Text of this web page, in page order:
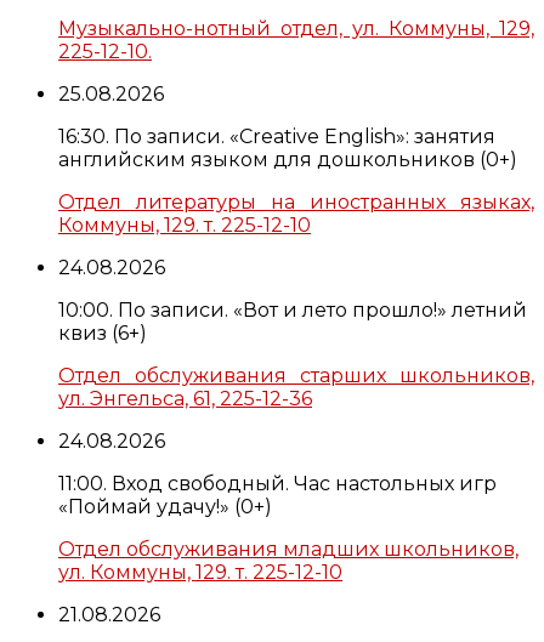
Музыкально-нотный отдел, ул. Коммуны, 129,
225-12-10.
25.08.2026
16:30. По записи. «Creative English»: занятия
английским языком для дошкольников (0+)
Отдел литературы на иностранных языках,
Коммуны, 129. т. 225-12-10
24.08.2026
10:00. По записи. «Вот и лето прошло!» летний
квиз (6+)
Отдел обслуживания старших школьников,
ул. Энгельса, 61, 225-12-36
24.08.2026
11:00. Вход свободный. Час настольных игр
«Поймай удачу!» (0+)
Отдел обслуживания младших школьников,
ул. Коммуны, 129. т. 225-12-10
21.08.2026